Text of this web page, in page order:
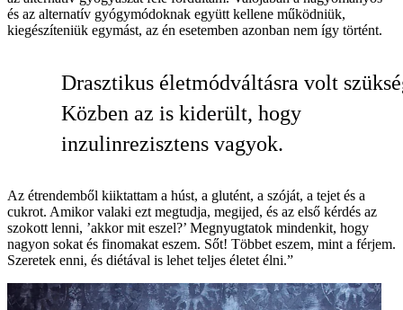
és az alternatív gyógymódoknak együtt kellene működniük,
kiegészíteniük egymást, az én esetemben azonban nem így történt.
Drasztikus életmódváltásra volt
Közben az is kiderült, hogy
inzulinrezisztens vagyok.
Az étrendemből kiiktattam a húst, a glutént, a szóját, a tejet és a
cukrot. Amikor valaki ezt megtudja, megijed, és az első kérdés az
szokott lenni, ’akkor mit eszel?’ Megnyugtatok mindenkit, hogy
nagyon sokat és finomakat eszem. Sőt! Többet eszem, mint a férjem.
Szeretek enni, és diétával is lehet teljes életet élni.”